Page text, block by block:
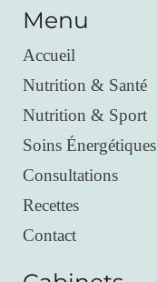
Menu
Accueil
Nutrition & Santé
Nutrition & Sport
Soins Énergétiques
Consultations
Recettes
Contact